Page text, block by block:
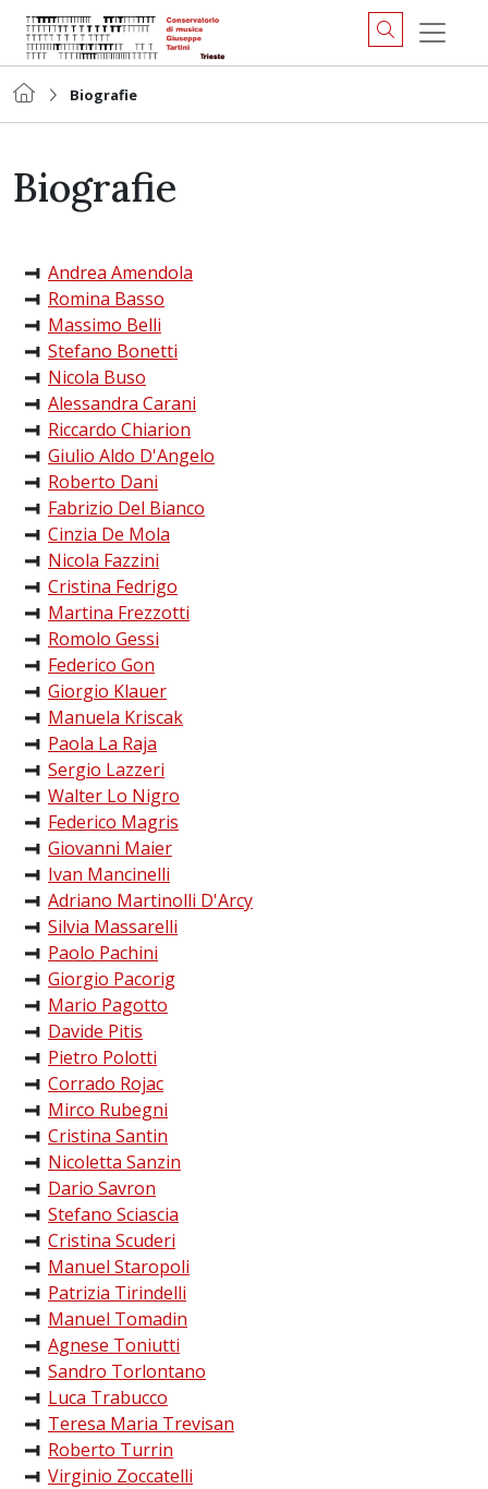
Biografie
Biografie
Andrea Amendola
Romina Basso
Massimo Belli
Stefano Bonetti
Nicola Buso
Alessandra Carani
Riccardo Chiarion
Giulio Aldo D'Angelo
Roberto Dani
Fabrizio Del Bianco
Cinzia De Mola
Nicola Fazzini
Cristina Fedrigo
Martina Frezzotti
Romolo Gessi
Federico Gon
Giorgio Klauer
Manuela Kriscak
Paola La Raja
Sergio Lazzeri
Walter Lo Nigro
Federico Magris
Giovanni Maier
Ivan Mancinelli
Adriano Martinolli D'Arcy
Silvia Massarelli
Paolo Pachini
Giorgio Pacorig
Mario Pagotto
Davide Pitis
Pietro Polotti
Corrado Rojac
Mirco Rubegni
Cristina Santin
Nicoletta Sanzin
Dario Savron
Stefano Sciascia
Cristina Scuderi
Manuel Staropoli
Patrizia Tirindelli
Manuel Tomadin
Agnese Toniutti
Sandro Torlontano
Luca Trabucco
Teresa Maria Trevisan
Roberto Turrin
Virginio Zoccatelli